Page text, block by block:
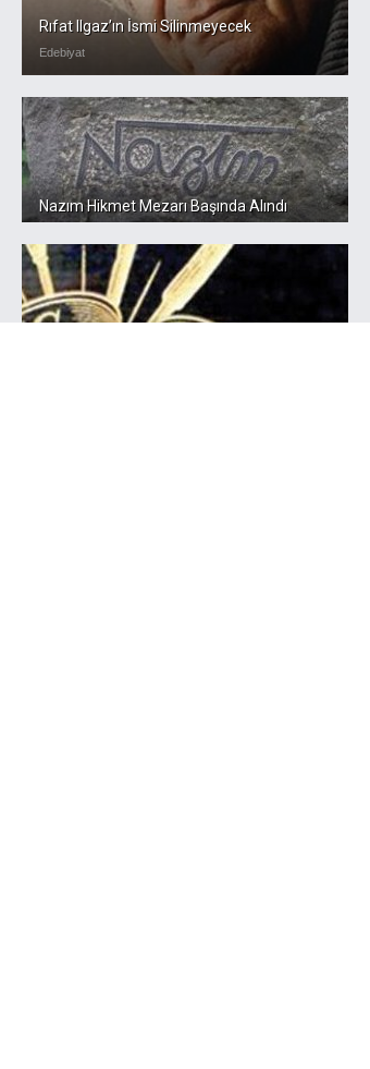
Rıfat Ilgaz’ın İsmi Silinmeyecek
Edebiyat
Nazım Hikmet Mezarı Başında Alındı